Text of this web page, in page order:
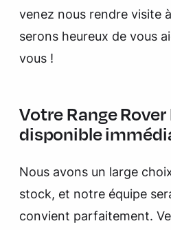
venez nous rendre visite
serons heureux de vous
vous !
Votre Range
disponible
Nous avons un large
stock, et notre équipe
convient parfaitement.